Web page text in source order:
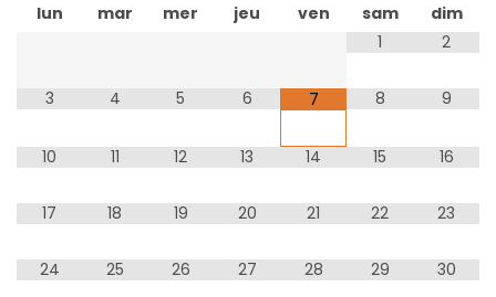
lun mar mer jeu ven sam
dim
1
2
3 4 5 6 7 8 9
10 11 12 13 14 15 16
17 18 19 20 21 22 23
24 25 26 27 28 29 30